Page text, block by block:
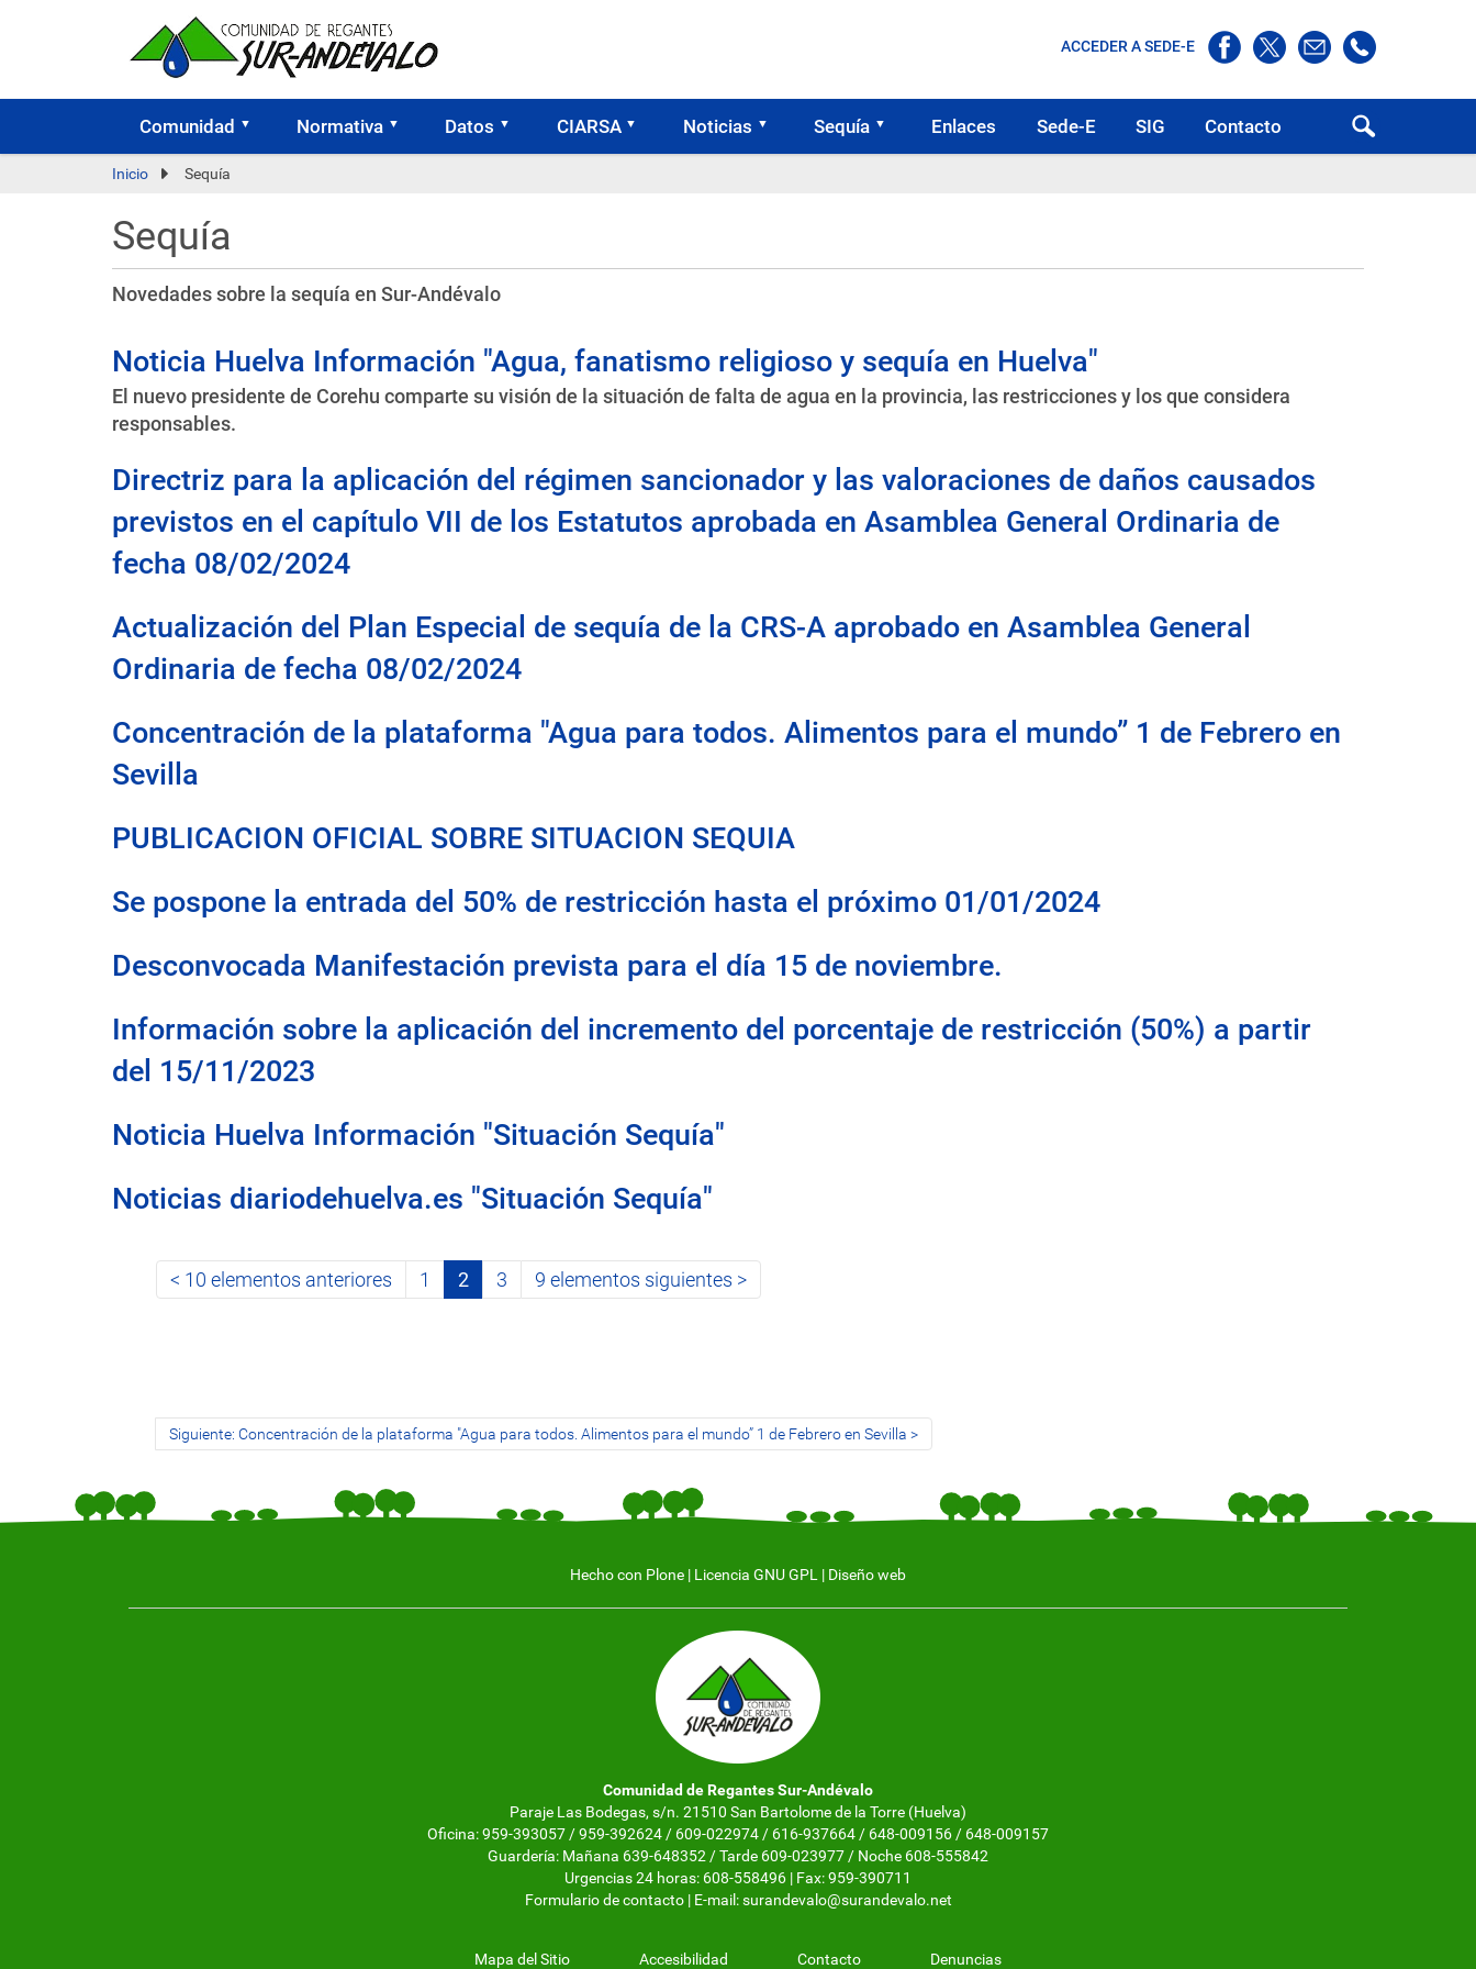
Comunidad Normativa Datos CIARSA Noticias Sequía Enlaces Sede-E SIG Contacto
ACCEDER A SEDE-E
Inicio Sequía
Sequía
Novedades sobre la sequía en Sur-Andévalo
Noticia Huelva Información "Agua, fanatismo religioso y sequía en Huelva"
El nuevo presidente de Corehu comparte su visión de la situación de falta de agua en la provincia, las restricciones y los que considera
responsables.
Directriz para la aplicación del régimen sancionador y las valoraciones de daños causados
previstos en el capítulo VII de los Estatutos aprobada en Asamblea General Ordinaria de
fecha 08/02/2024
Actualización del Plan Especial de sequía de la CRS-A aprobado en Asamblea General
Ordinaria de fecha 08/02/2024
Concentración de la plataforma "Agua para todos. Alimentos para el mundo” 1 de Febrero en
Sevilla
PUBLICACION OFICIAL SOBRE SITUACION SEQUIA
Se pospone la entrada del 50% de restricción hasta el próximo 01/01/2024
Desconvocada Manifestación prevista para el día 15 de noviembre.
Información sobre la aplicación del incremento del porcentaje de restricción (50%) a partir
del 15/11/2023
Noticia Huelva Información "Situación Sequía"
Noticias diariodehuelva.es "Situación Sequía"
10 elementos anteriores 1 2 3 9 elementos siguientes
Siguiente: Concentración de la plataforma "Agua para todos. Alimentos para el mundo” 1 de Febrero en Sevilla
Hecho con Plone | Licencia GNU GPL | Diseño web
Comunidad de Regantes Sur-Andévalo
Paraje Las Bodegas, s/n. 21510 San Bartolome de la Torre (Huelva)
Oficina: 959-393057 / 959-392624 / 609-022974 / 616-937664 / 648-009156 / 648-009157
Guardería: Mañana 639-648352 / Tarde 609-023977 / Noche 608-555842
Urgencias 24 horas: 608-558496 | Fax: 959-390711
Formulario de contacto| E-mail:surandevalo@surandevalo.net
Mapa del Sitio Accesibilidad Contacto Denuncias